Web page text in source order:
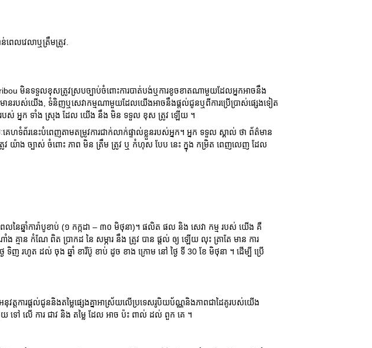
េលវេលាឬត្រឹមត្រូវ.
មិនទទួលខុសត្រូវស្របច្បាប់ចំពោះការបាត់បង់ឬការខូចខាតណាមួយដែលអ្នកអាចនឹង
នរបស់យើង, ទំនិញឬសេវាកម្មណាមួយដែលយើងអាចនឹងផ្តល់ជូនឬពីការប្រើប្រាស់ផ្សេងទៀត
របស់ អ្នក ទាំង ស្រុង ដែល យើង នឹង មិន ទទួល ខុស ត្រូវ ឡើយ ។
ហទំព័រនេះបំពេញតាមតម្រូវការជាក់លាក់ផ្ទាល់ខ្លួនរបស់អ្នក។ អ្នក ទទួល ស្គាល់ ថា ព័ត៌មាន
យ៉ាង ច្បាស់ ចំពោះ ភាព មិន ត្រឹម ត្រូវ ឬ កំហុស បែប នេះ ក្នុង កម្រិត ពេញលេញ ដែល
ៃឆ្នាំការ៉ាបូខាប់ (១ កក្កដា – ៣០ មិថុនា)។ ផលិត ផល និង សេវា កម្ម របស់ យើង គឺ
ាន កំណែ ពិត ប្រាកដ នៃ សម្ភារ នឹង ត្រូវ បាន ផ្តល់ ឲ្យ ឡើយ លុះ ត្រាតែ មាន ការ
ញ រហូត ដល់ ចុង ឆ្នាំ ខារីប៊ូ ខាប់ ដូច ខាង ក្រោម នៅ ថ្ងៃ ទី 30 ខែ មិថុនា ។ ដើម្បី ប្រើ
វត្តការផ្តល់ជូននិងតម្លៃផ្សេងគ្នាអាស្រ័យលើប្រទេសរូបិយប័ណ្ណនិងភាពជាដៃគូរបស់យើង
ទៅ លើ ការ ជាវ និង តម្លៃ ដែល អាច ប៉ះ ពាល់ ដល់ ពួក គេ ។